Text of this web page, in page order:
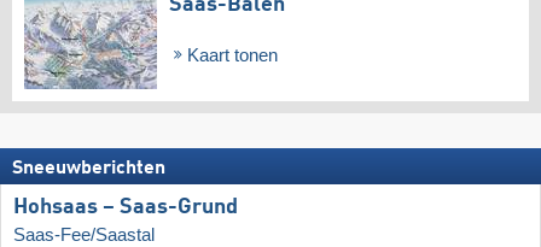
Saas-Balen
Kaart tonen
Sneeuwberichten
Hohsaas – Saas-Grund
Saas-Fee/Saastal